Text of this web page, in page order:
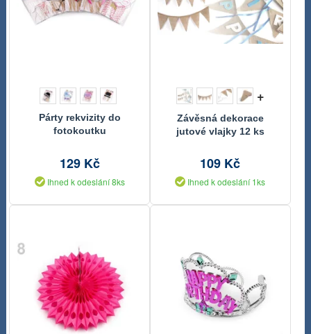
Párty rekvizity do
fotokoutku
129 Kč
Ihned k odeslání 8ks
+
Závěsná dekorace
jutové vlajky 12 ks
109 Kč
Ihned k odeslání 1ks